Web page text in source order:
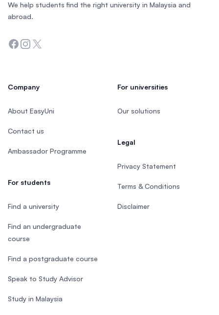
We help students find the right university in Malaysia and
abroad.
Facebook
Instagram
Twitter
Company
About EasyUni
Contact us
Ambassador Programme
For students
Find a university
Find an undergraduate
course
Find a postgraduate course
Speak to Study Advisor
Study in Malaysia
For universities
Our solutions
Legal
Privacy Statement
Terms & Conditions
Disclaimer